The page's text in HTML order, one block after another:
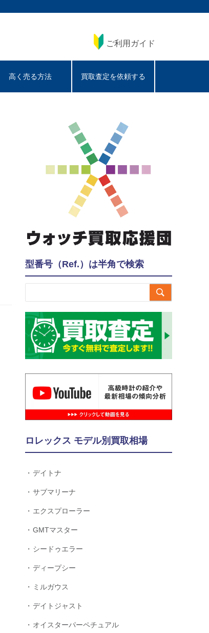
ご利用ガイド
高く売る方法 買取査定を依頼する
型番号（Ref.）は半角で検索

ロレックス モデル別買取相場
デイトナ
サブマリーナ
エクスプローラー
GMTマスター
シードゥエラー
ディープシー
ミルガウス
デイトジャスト
オイスターパーペチュアル